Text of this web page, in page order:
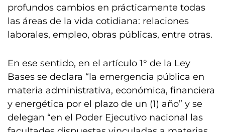
profundos cambios en prácticamente todas
las áreas de la vida cotidiana: relaciones
laborales, empleo, obras públicas, entre otras.
En ese sentido, en el artículo 1° de la Ley
Bases se declara “la emergencia pública en
materia administrativa, económica, financiera
y energética por el plazo de un (1) año” y se
delegan “en el Poder Ejecutivo nacional las